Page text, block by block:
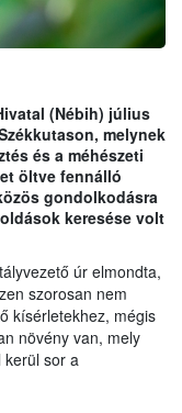
(Nébih) július
melynek
és a méhészeti
öltve fennálló
gondolkodásra
keresése volt
úr elmondta,
szorosan nem
kísérletekhez, mégis
növény van, mely
kerül sor a